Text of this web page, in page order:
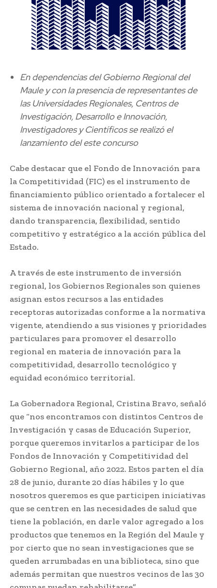
En dependencias del Gobierno Regional del
Maule y con la presencia de representantes de
las Universidades Regionales, Centros de
Investigación, Desarrollo e Innovación,
Investigadores y Científicos se realizó el
lanzamiento del este concurso
Cabe destacar que el Fondo de Innovación para
la Competitividad (FIC) es el instrumento de
financiamiento público orientado a fortalecer el
sistema de innovación nacional y regional,
dando transparencia, flexibilidad, sentido
competitivo y estratégico a la acción pública del
Estado.
A través de este instrumento de inversión
regional, los Gobiernos Regionales son quienes
asignan estos recursos a las entidades
receptoras autorizadas conforme a la normativa
vigente, atendiendo a sus visiones y prioridades
particulares para promover el desarrollo
regional en materia de innovación para la
competitividad, desarrollo tecnológico y
equidad económico territorial.
La Gobernadora Regional, Cristina Bravo, señaló
que “nos encontramos con distintos Centros de
Investigación y casas de Educación Superior,
porque queremos invitarlos a participar de los
Fondos de Innovación y Competitividad del
Gobierno Regional, año 2022. Estos parten el día
28 de junio, durante 20 días hábiles y lo que
nosotros queremos es que participen iniciativas
que se centren en las necesidades de salud que
tiene la población, en darle valor agregado a los
productos que tenemos en la Región del Maule y
por cierto que no sean investigaciones que se
queden arrumbadas en una biblioteca, sino que
además permitan que nuestros vecinos de las 30